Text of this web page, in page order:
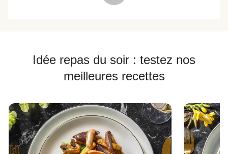
Idée repas du soir : testez nos
meilleures recettes